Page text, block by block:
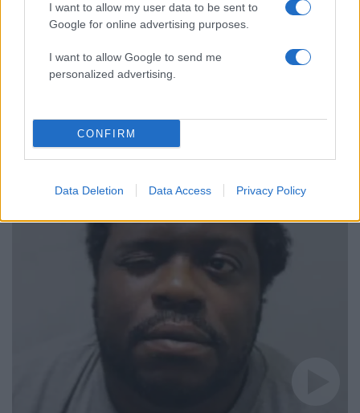
I want to allow my user data to be sent to
Google for online advertising purposes.
I want to allow Google to send me
personalized advertising.
CONFIRM
Data Deletion Data Access Privacy Policy
Απίστευτο κι όμως αληθινό -
Aναστέλλονται τα τακτικά ραντεβού του
Χανίων επειδή κλάπηκε το μηχανάκι του
γιατρού
Κόσμος: Περισσότερα
άρθρα